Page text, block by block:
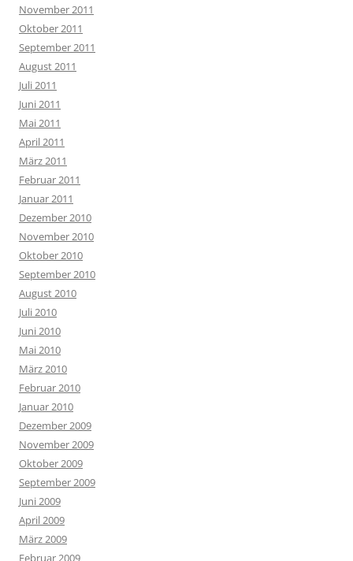
November 2011
Oktober 2011
September 2011
August 2011
Juli 2011
Juni 2011
Mai 2011
April 2011
März 2011
Februar 2011
Januar 2011
Dezember 2010
November 2010
Oktober 2010
September 2010
August 2010
Juli 2010
Juni 2010
Mai 2010
März 2010
Februar 2010
Januar 2010
Dezember 2009
November 2009
Oktober 2009
September 2009
Juni 2009
April 2009
März 2009
Februar 2009